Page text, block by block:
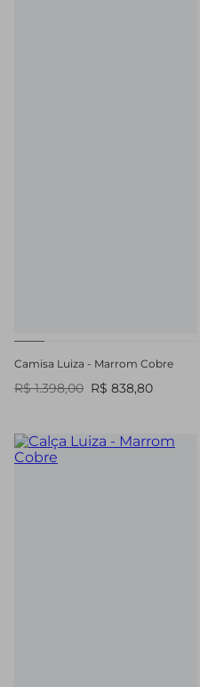
Camisa Luiza - Marrom Cobre
R$ 1.398,00 R$ 838,80